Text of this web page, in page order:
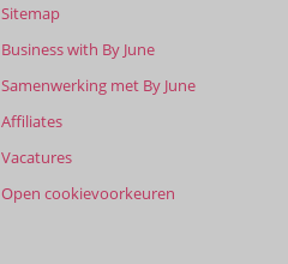
Sitemap
Business with By June
Samenwerking met By June
Affiliates
Vacatures
Open cookievoorkeuren